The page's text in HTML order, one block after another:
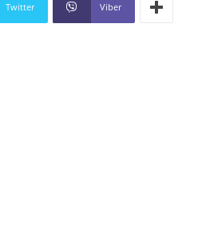
Twitter Viber